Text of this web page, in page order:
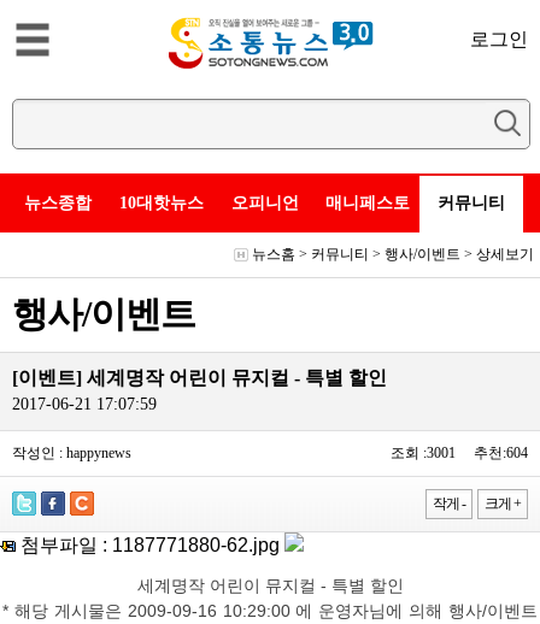
로그인
뉴스종합 10대핫뉴스 오피니언 매니페스토 커뮤니티
뉴스홈 > 커뮤니티 > 행사/이벤트 > 상세보기
행사/이벤트
[이벤트] 세계명작 어린이 뮤지컬 - 특별 할인
2017-06-21 17:07:59
작성인 : happynews 조회 :3001 추천:604
작게 - 크게 +
첨부파일 : 1187771880-62.jpg
세계명작 어린이 뮤지컬 - 특별 할인
* 해당 게시물은 2009-09-16 10:29:00 에 운영자님에 의해 행사/이벤트